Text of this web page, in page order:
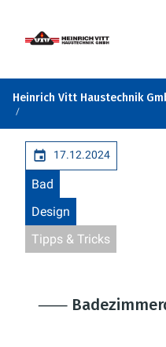
Heinrich Vitt Haustechnik
17.12.2024
Bad
Design
Tipps & Tricks
⸺